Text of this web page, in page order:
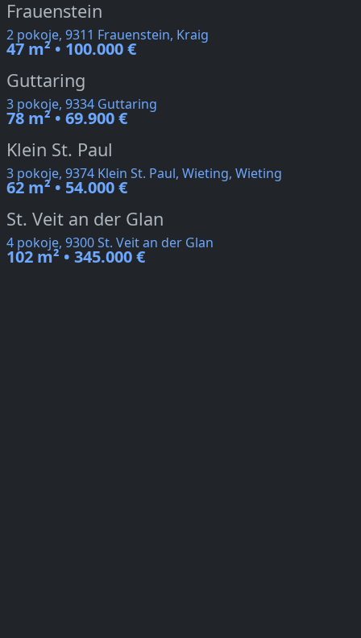
Frauenstein
2 pokoje, 9311 Frauenstein, Kraig
47 m² • 100.000 €
Guttaring
3 pokoje, 9334 Guttaring
78 m² • 69.900 €
Klein St. Paul
3 pokoje, 9374 Klein St. Paul, Wieting, Wieting
62 m² • 54.000 €
St. Veit an der Glan
4 pokoje, 9300 St. Veit an der Glan
102 m² • 345.000 €